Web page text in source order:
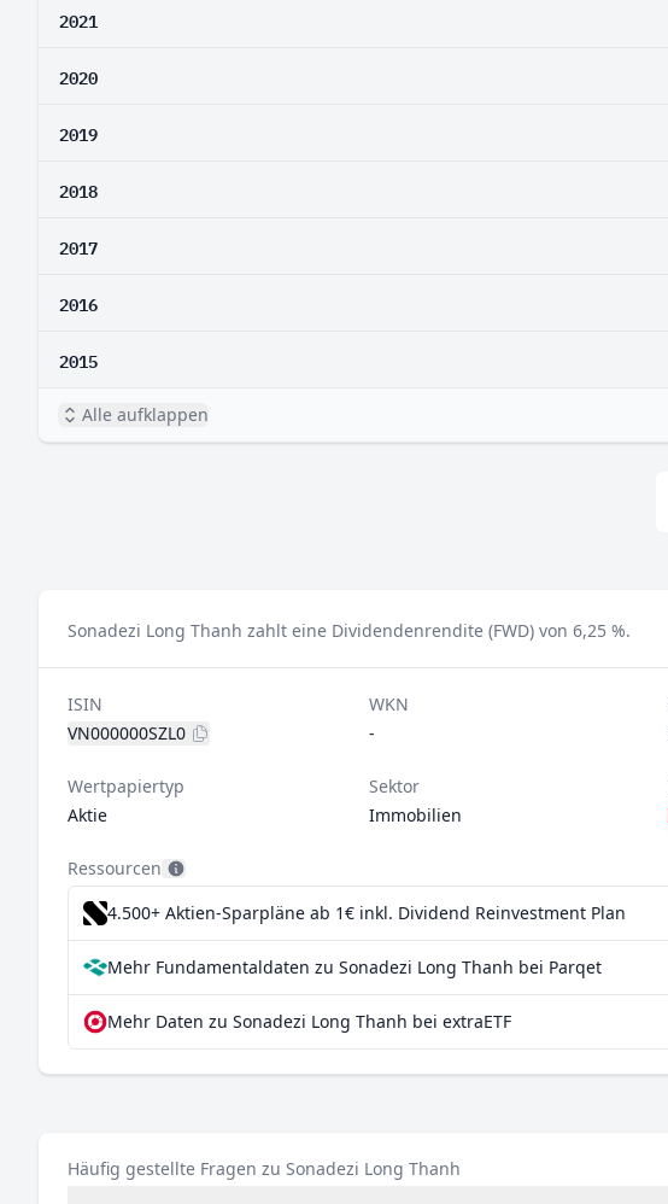
2021
2020
2019
2018
2017
2016
2015
Alle aufklappen
Sonadezi Long Thanh zahlt eine Dividendenrendite (FWD) von 6,25 %.
ISIN
VN000000SZL0
WKN
-
Wertpapiertyp
Aktie
Sektor
Immobilien
Ressourcen
4.500+ Aktien-Sparpläne ab 1€ inkl. Dividend Reinvestment Plan
Mehr Fundamentaldaten zu Sonadezi Long Thanh bei Parqet
Mehr Daten zu Sonadezi Long Thanh bei extraETF
Häufig gestellte Fragen zu Sonadezi Long Thanh